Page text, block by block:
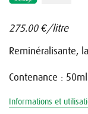
275.00€/litre
Reminéralisante,
Contenance : 50ml
Informations et